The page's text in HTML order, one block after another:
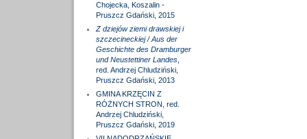
Chojecka, Koszalin -
Pruszcz Gdański, 2015
Z dziejów ziemi drawskiej i
szczecineckiej / Aus der
Geschichte des Dramburger
und Neustettiner Landes,
red. Andrzej Chludziński,
Pruszcz Gdański, 2013
GMINA KRZĘCIN Z
RÓŻNYCH STRON, red.
Andrzej Chludziński,
Pruszcz Gdański, 2019